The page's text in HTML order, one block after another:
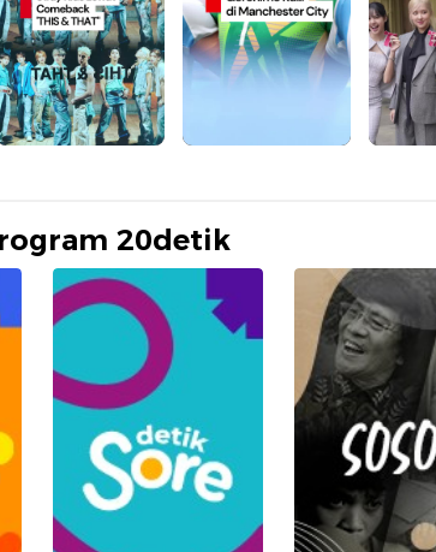
20detik